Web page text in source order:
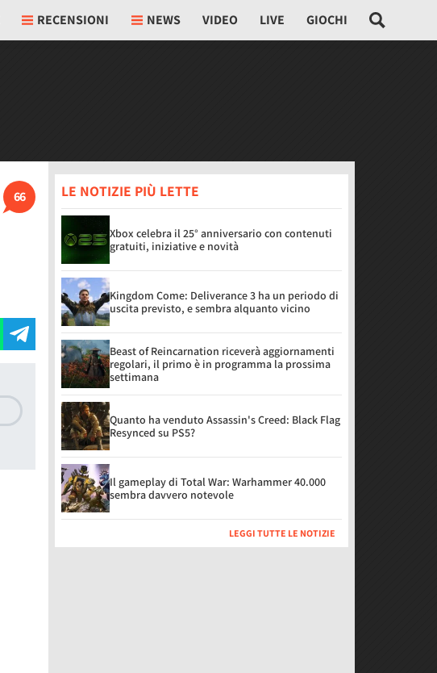
RECENSIONI NEWS VIDEO LIVE GIOCHI
66 LE NOTIZIE PIÙ LETTE
Xbox celebra il 25° anniversario con contenuti
gratuiti, iniziative e novità
Kingdom Come: Deliverance 3 ha un periodo di
uscita previsto, e sembra alquanto vicino
Beast of Reincarnation riceverà aggiornamenti
regolari, il primo è in programma la prossima
settimana
Quanto ha venduto Assassin's Creed: Black Flag
Resynced su PS5?
Il gameplay di Total War: Warhammer 40.000
sembra davvero notevole
LEGGI TUTTE LE NOTIZIE